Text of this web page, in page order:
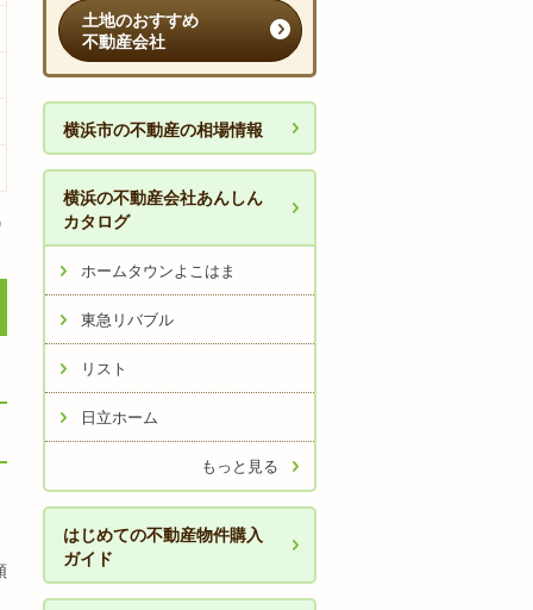
土地のおすすめ
不動産会社
横浜市の不動産の相場情報
横浜の不動産会社あんしん
カタログ
ホームタウンよこはま
東急リバブル
リスト
日立ホーム
もっと見る
はじめての不動産物件購入
ガイド